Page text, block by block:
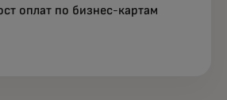
оплат по бизнес-картам